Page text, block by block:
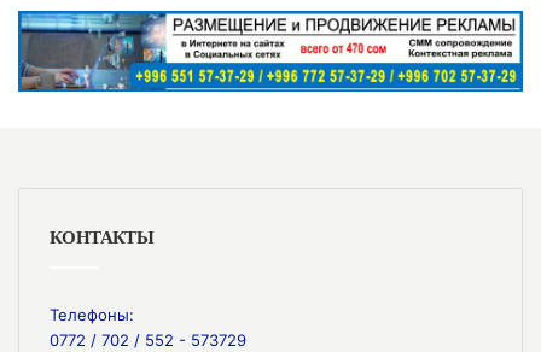
КОНТАКТЫ
Телефоны:
0772 / 702 / 552 - 573729